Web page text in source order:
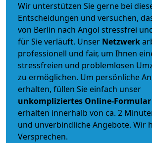
Wir unterstützen Sie gerne bei
Entscheidungen und versuchen,
von Berlin nach Angol stressfrei
für Sie verläuft. Unser Netzwerk
professionell und fair, um Ihnen
stressfreien und problemlosen
zu ermöglichen. Um persönliche
erhalten, füllen Sie einfach unser
unkompliziertes Online-
erhalten innerhalb von ca. 2
und unverbindliche Angebote. Wir
Versprechen.